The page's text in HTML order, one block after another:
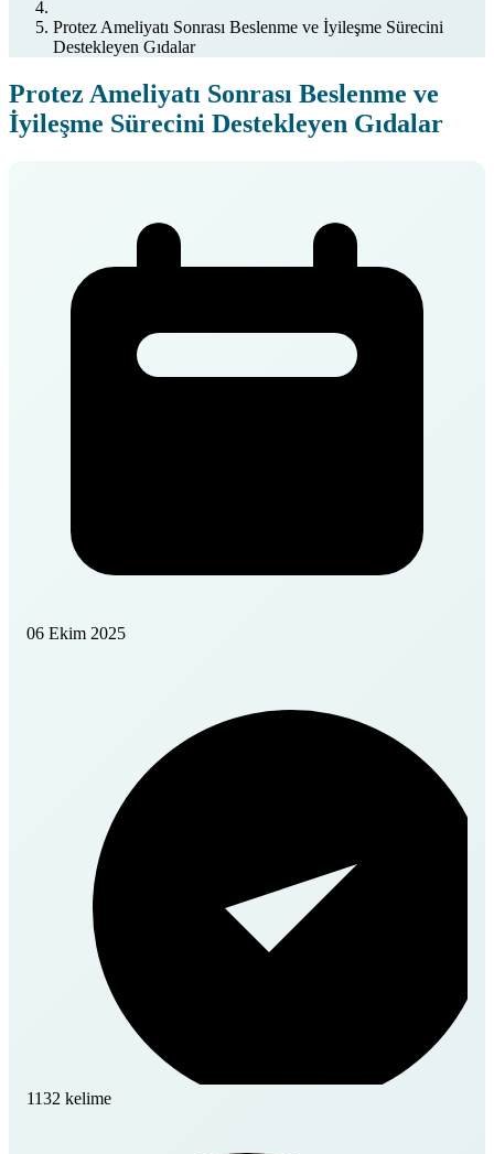
Protez Ameliyatı Sonrası Beslenme ve İyileşme Sürecini
Destekleyen Gıdalar
Protez Ameliyatı Sonrası Beslenme ve
İyileşme Sürecini Destekleyen Gıdalar
06 Ekim 2025
1132 kelime